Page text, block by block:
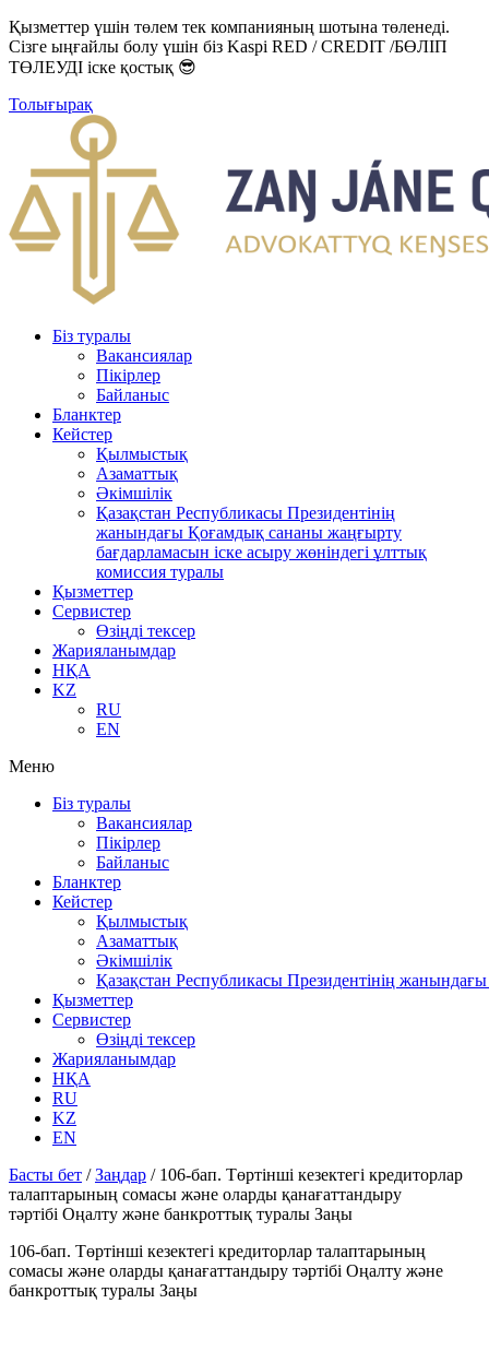
Қызметтер үшін төлем тек компанияның шотына төленеді.
Сізге ыңғайлы болу үшін біз Kaspi RED / CREDIT /БӨЛІП
ТӨЛЕУДІ іске қостық 😎
Толығырақ
Біз туралы
Вакансиялар
Пікірлер
Байланыс
Бланктер
Кейстер
Қылмыстық
Азаматтық
Әкімшілік
Қазақстан Республикасы Президентінің
жанындағы Қоғамдық сананы жаңғырту
бағдарламасын іске асыру жөніндегі ұлттық
комиссия туралы
Қызметтер
Сервистер
Өзіңді тексер
Жарияланымдар
НҚА
KZ
RU
EN
Меню
Біз туралы
Вакансиялар
Пікірлер
Байланыс
Бланктер
Кейстер
Қылмыстық
Азаматтық
Әкімшілік
Қазақстан Республикасы Президентінің
Қызметтер
Сервистер
Өзіңді тексер
Жарияланымдар
НҚА
RU
KZ
EN
Басты бет /Заңдар / 106-бап. Төртінші кезектегі кредиторлар
талаптарының сомасы және оларды қанағаттандыру
тәртібі Оңалту және банкроттық туралы Заңы
106-бап. Төртінші кезектегі кредиторлар талаптарының
сомасы және оларды қанағаттандыру тәртібі Оңалту және
банкроттық туралы Заңы